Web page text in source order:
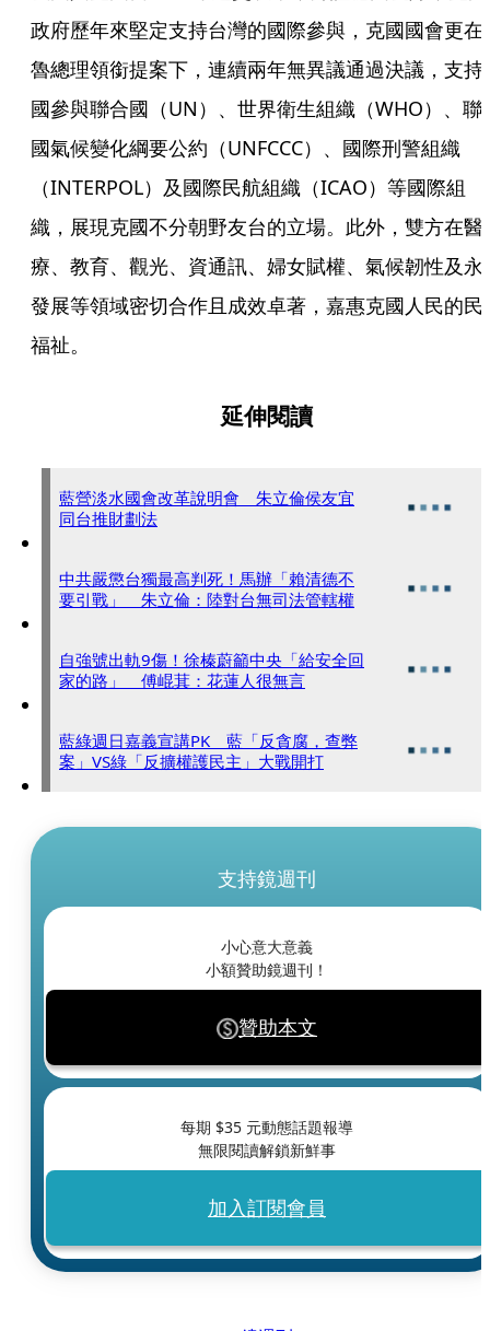
政府歷年來堅定支持台灣的國際參與，克國國會更在
魯總理領銜提案下，連續兩年無異議通過決議，支持
國參與聯合國（UN）、世界衛生組織（WHO）、聯
國氣候變化綱要公約（UNFCCC）、國際刑警組織
（INTERPOL）及國際民航組織（ICAO）等國際組
織，展現克國不分朝野友台的立場。此外，雙方在醫
療、教育、觀光、資通訊、婦女賦權、氣候韌性及永
發展等領域密切合作且成效卓著，嘉惠克國人民的民
福祉。
延伸閱讀
藍營淡水國會改革說明會 朱立倫侯友宜
同台推財劃法
中共嚴懲台獨最高判死！馬辦「賴清德不
要引戰」 朱立倫：陸對台無司法管轄權
自強號出軌9傷！徐榛蔚籲中央「給安全回
家的路」 傅崐萁：花蓮人很無言
藍綠週日嘉義宣講PK 藍「反貪腐，查弊
案」VS綠「反擴權護民主」大戰開打
支持鏡週刊
小心意大意義
小額贊助鏡週刊！
贊助本文
每期 $35 元動態話題報導
無限閱讀解鎖新鮮事
加入訂閱會員